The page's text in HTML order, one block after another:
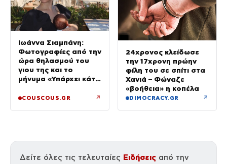
Ιωάννα Σιαμπάνη:
Φωτογραφίες από την
ώρα θηλασμού του
γιου της και το
μήνυμα «Υπάρχει κάτι
αργές μέρες»
COUSCOUS.GR ↗
24χρονος κλείδωσε
την 17χρονη πρώην
φίλη του σε σπίτι στα
Χανιά – Φώναζε
«βοήθεια» η κοπέλα
DIMOCRACY.GR ↗
Δείτε όλες τις τελευταίες Ειδήσεις από την